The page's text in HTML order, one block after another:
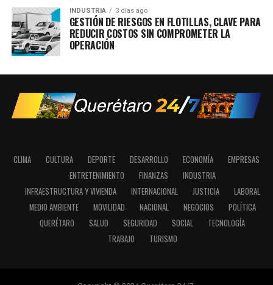
INDUSTRIA 3 días ago
GESTIÓN DE RIESGOS EN FLOTILLAS, CLAVE PARA
REDUCIR COSTOS SIN COMPROMETER LA
OPERACIÓN
CLIMA CULTURA DEPORTE DESARROLLO ECONOMÍA
EMPRESAS
ENTRETENIMIENTO
FINANZAS
INDUSTRIA
INFRAESTRUCTURA Y VIVIENDA
INTERNACIONAL JUSTICIA
LABORAL
MEDIO AMBIENTE
MOVILIDAD NACIONAL NEGOCIOS
POLÍTICA
QUERÉTARO
SALUD SEGURIDAD SOCIAL
TECNOLOGÍA
TRABAJO
TURISMO